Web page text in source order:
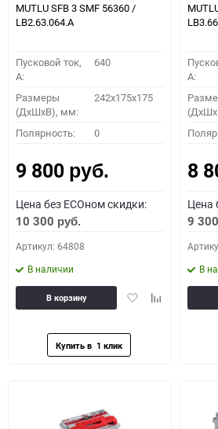
MUTLU SFB 3 SMF 56360 /
LB2.63.064.A
Пусковой ток,
A:
640
Размеры
(ДхШхВ), мм:
242x175x175
Полярность: 0
9 800 руб.
Цена без ECOном скидки:
10 300 руб.
Артикул: 64808
В наличии
ДобавитьДобавить
В корзину
A:
8
Цена
9 300
В